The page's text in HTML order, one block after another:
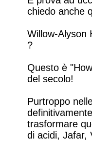
chiedo anche
Willow-Alyson
?
Questo è
del secolo!
Purtroppo
trasformare
di acidi, Jafar,